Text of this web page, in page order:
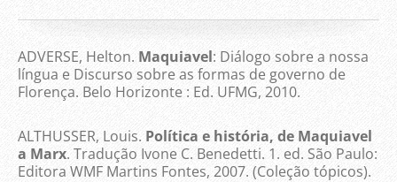
ADVERSE, Helton. Maquiavel: Diálogo sobre a nossa
língua e Discurso sobre as formas de governo de
Florença. Belo Horizonte : Ed. UFMG, 2010.
ALTHUSSER, Louis. Política e história, de Maquiavel
a Marx. Tradução Ivone C. Benedetti. 1. ed. São Paulo:
Editora WMF Martins Fontes, 2007. (Coleção tópicos).